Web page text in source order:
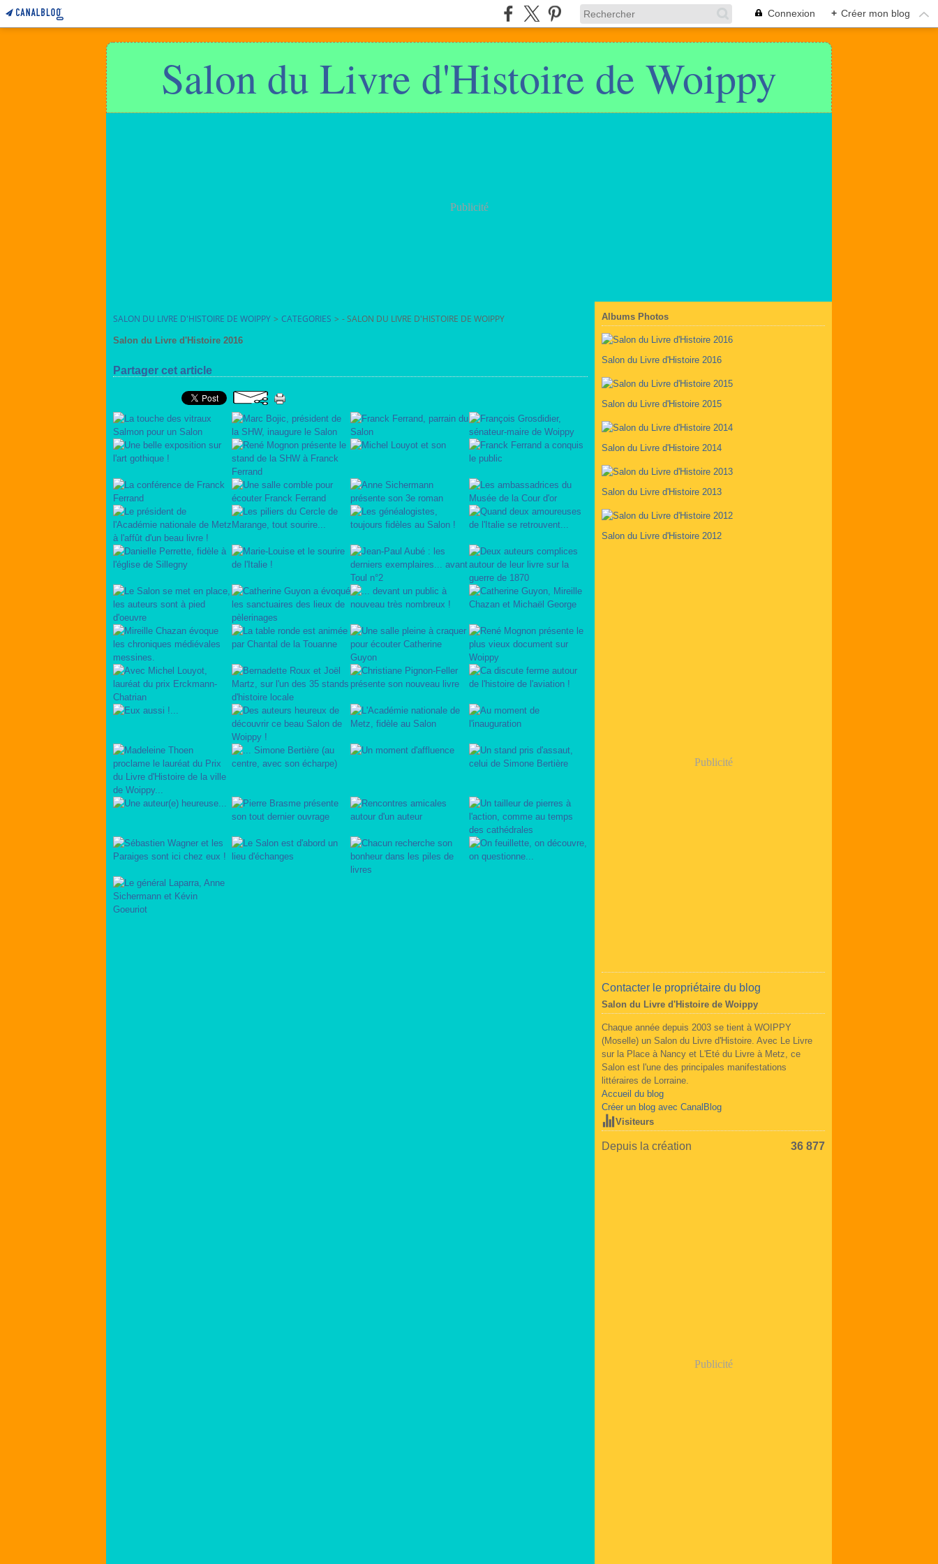
Connexion + Créer mon blog
Salon du Livre d'Histoire de Woippy
Publicité
SALON DU LIVRE D'HISTOIRE DE WOIPPY > CATEGORIES > - SALON DU LIVRE D'HISTOIRE DE WOIPPY
Salon du Livre d'Histoire 2016
Partager cet article
Albums Photos
Salon du Livre d'Histoire 2016
Salon du Livre d'Histoire 2015
Salon du Livre d'Histoire 2014
Salon du Livre d'Histoire 2013
Salon du Livre d'Histoire 2012
Publicité
Contacter le propriétaire du blog
Salon du Livre d'Histoire de Woippy
Chaque année depuis 2003 se tient à WOIPPY
(Moselle) un Salon du Livre d'Histoire. Avec Le Livre
sur la Place à Nancy et L'Eté du Livre à Metz, ce
Salon est l'une des principales manifestations
littéraires de Lorraine.
Accueil du blog
Créer un blog avec CanalBlog
Visiteurs
Depuis la création 36 877
Publicité